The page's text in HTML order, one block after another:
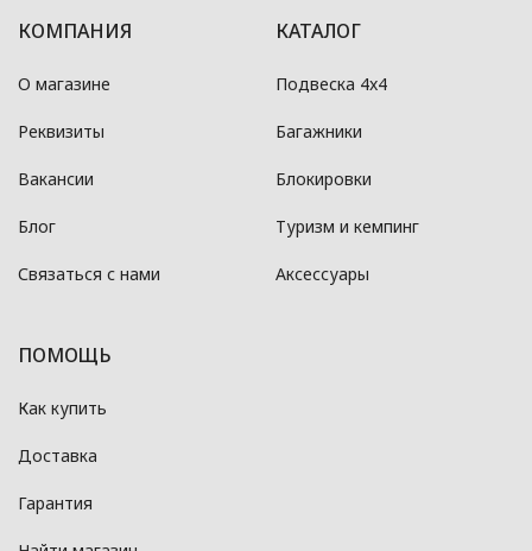
КОМПАНИЯ
О магазине
Реквизиты
Вакансии
Блог
Связаться с нами
КАТАЛОГ
Подвеска 4x4
Багажники
Блокировки
Туризм и кемпинг
Аксессуары
ПОМОЩЬ
Как купить
Доставка
Гарантия